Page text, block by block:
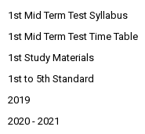
1st Mid Term Test Syllabus
1st Mid Term Test Time Table
1st Study Materials
1st to 5th Standard
2019
2020 - 2021